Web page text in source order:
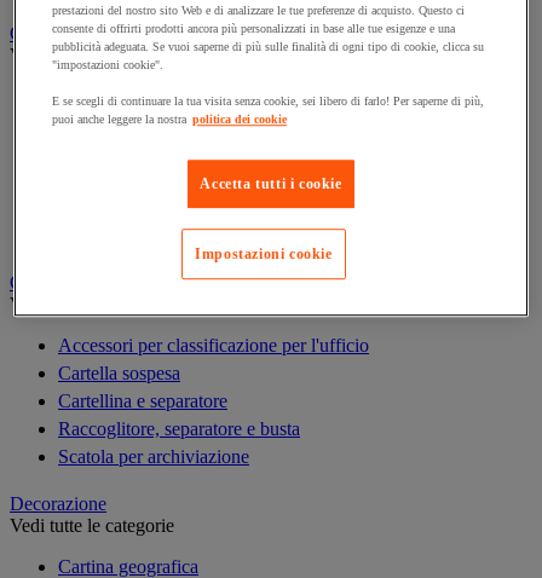
Cancelleria e forniture per ufficio
Vedi tutte le categorie
Agenda, calendario e sottomano
Busta e smistamento della posta
Quaderno, blocco note e Post-it®
Classificazione e archiviazione
Vedi tutte le categorie
Accessori per classificazione per l'ufficio
Cartella sospesa
Cartellina e separatore
Raccoglitore, separatore e busta
Scatola per archiviazione
Decorazione
Vedi tutte le categorie
Cartina geografica
prestazioni del nostro sito Web e di analizzare le tue preferenze di acquisto. Questo ci
consente di offrirti prodotti ancora più personalizzati in base alle tue esigenze e una
pubblicità adeguata. Se vuoi saperne di più sulle finalità di ogni tipo di cookie, clicca su
"impostazioni cookie".
E se scegli di continuare la tua visita senza cookie, sei libero di farlo! Per saperne di più,
puoi anche leggere la nostra politica dei cookie
Accetta tutti i cookie
Impostazioni cookie